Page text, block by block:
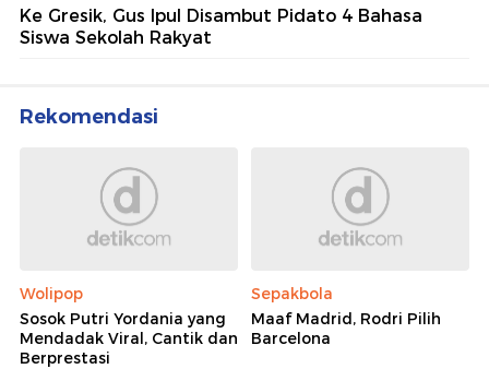
Ke Gresik, Gus Ipul Disambut Pidato 4 Bahasa
Siswa Sekolah Rakyat
Rekomendasi
Wolipop
Sosok Putri Yordania yang
Mendadak Viral, Cantik dan
Berprestasi
Sepakbola
Maaf Madrid, Rodri Pilih
Barcelona